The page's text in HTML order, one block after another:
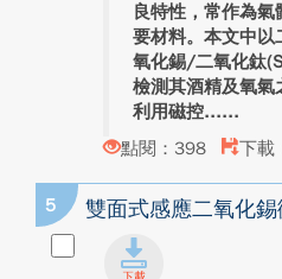
良特性，常作為
要材料。本文中以
氧化錫/二氧化鈦
檢測其酒精及氧氣
利用磁控...
點閱：398
下載
5 雙面式感應二氧化